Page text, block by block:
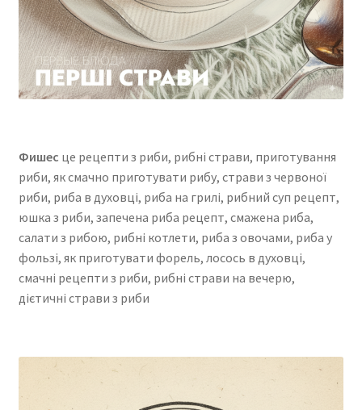
Фишес це рецепти з риби, рибні страви, приготування
риби, як смачно приготувати рибу, страви з червоної
риби, риба в духовці, риба на грилі, рибний суп рецепт,
юшка з риби, запечена риба рецепт, смажена риба,
салати з рибою, рибні котлети, риба з овочами, риба у
фользі, як приготувати форель, лосось в духовці,
смачні рецепти з риби, рибні страви на вечерю,
дієтичні страви з риби